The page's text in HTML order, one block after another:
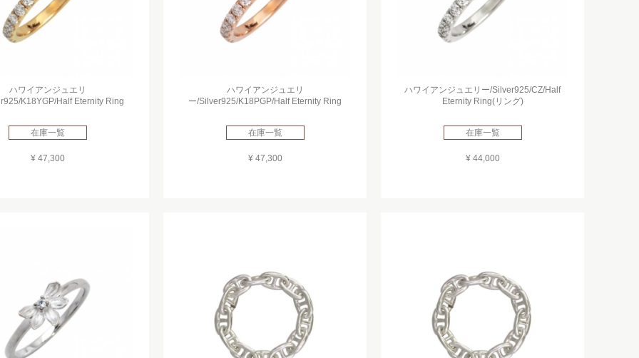
ハワイアンジュエリ
K18YGP/Half Eternity Ring
在庫一覧
¥ 47,300
ハワイアンジュエリ
ー/Silver925/K18PGP/Half Eternity Ring
在庫一覧
¥ 47,300
ハワイアンジュエリー/Silver925/CZ/Half
Eternity Ring(リング)
在庫一覧
¥ 44,000